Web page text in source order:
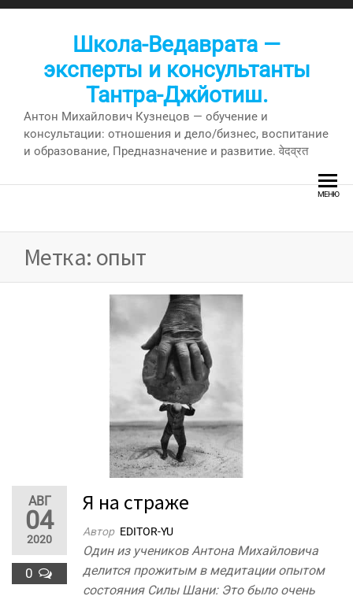
Перейти
Школа-Ведаврата —
эксперты и консультанты
Тантра-Джйотиш.
Антон Михайлович Кузнецов — обучение и
консультации: отношения и дело/бизнес, воспитание
и образование, Предназначение и развитие. वेदव्रत
МЕНЮ
Метка: опыт
АВГ
04
2020
0
Я на страже
Автор EDITOR-YU
Один из учеников Антона Михайловича
делится прожитым в медитации опытом
состояния Силы Шани: Это было очень